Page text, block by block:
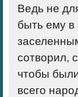
Ведь не
быть ему в
сотворил,
чтобы
всего